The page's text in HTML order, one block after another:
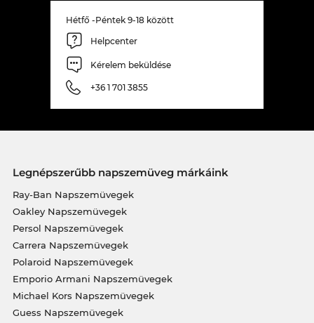
Hétfő -Péntek 9-18 között
Helpcenter
Kérelem beküldése
+36 1 701 3855
Legnépszerűbb napszemüveg márkáink
Ray-Ban Napszemüvegek
Oakley Napszemüvegek
Persol Napszemüvegek
Carrera Napszemüvegek
Polaroid Napszemüvegek
Emporio Armani Napszemüvegek
Michael Kors Napszemüvegek
Guess Napszemüvegek